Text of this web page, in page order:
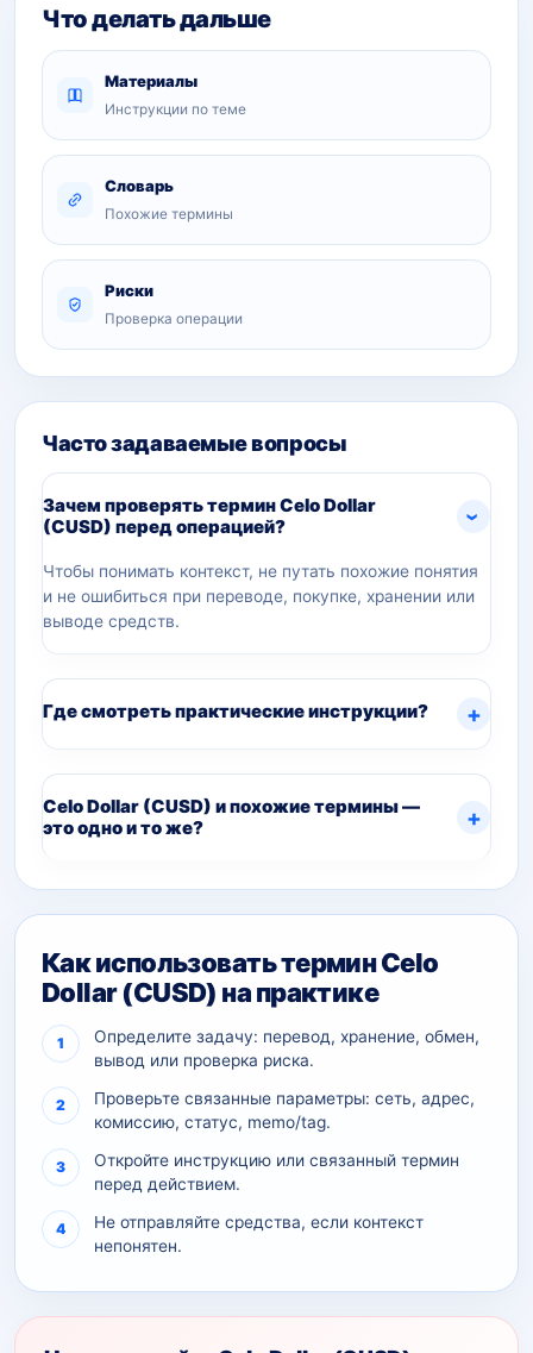
Что делать дальше
Материалы
Инструкции по теме
Словарь
Похожие термины
Риски
Проверка операции
Часто задаваемые вопросы
Зачем проверять термин Celo Dollar
(CUSD) перед операцией?
Чтобы понимать контекст, не путать похожие понятия
и не ошибиться при переводе, покупке, хранении или
выводе средств.
Где смотреть практические инструкции?
Celo Dollar (CUSD) и похожие термины —
это одно и то же?
Как использовать термин Celo
Dollar (CUSD) на практике
Определите задачу: перевод, хранение, обмен,
вывод или проверка риска.
Проверьте связанные параметры: сеть, адрес,
комиссию, статус, memo/tag.
Откройте инструкцию или связанный термин
перед действием.
Не отправляйте средства, если контекст
непонятен.